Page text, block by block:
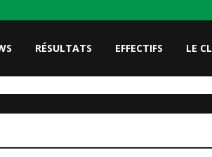
RÉSULTATS EFFECTIFS LE